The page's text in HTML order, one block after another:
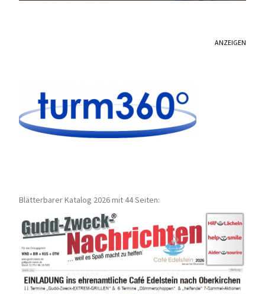
ANZEIGEN
Blätterbarer Katalog 2026 mit 44 Seiten: